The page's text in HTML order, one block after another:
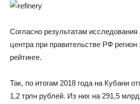
Согласно результатам исследования
центра при правительстве РФ
рейтинге.
Так, по итогам 2018 года на Кубани
1,2 трлн рублей. Из них на 291,5